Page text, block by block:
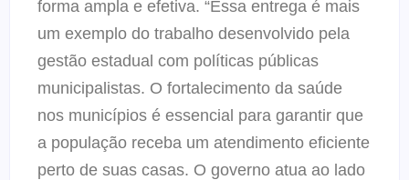
forma ampla e efetiva. “Essa entrega é mais
um exemplo do trabalho desenvolvido pela
gestão estadual com políticas públicas
municipalistas. O fortalecimento da saúde
nos municípios é essencial para garantir que
a população receba um atendimento eficiente
perto de suas casas. O governo atua ao lado